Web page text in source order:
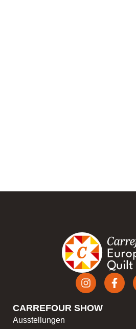
CARREFOUR SHOW
Ausstellungen